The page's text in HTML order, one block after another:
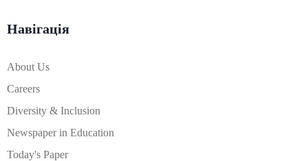
Навігація
About Us
Careers
Diversity & Inclusion
Newspaper in Education
Today's Paper